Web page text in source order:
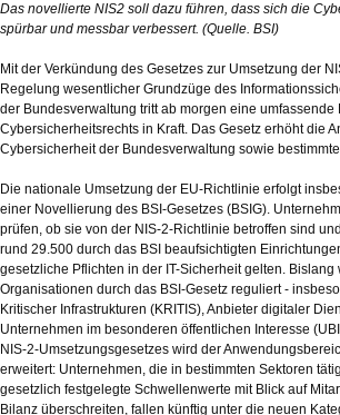
Das novellierte NIS2 soll dazu führen, dass sich die
spürbar und messbar verbessert. (Quelle. BSI)
Mit der Verkündung des Gesetzes zur Umsetzung der
Regelung wesentlicher Grundzüge des
der Bundesverwaltung tritt ab morgen eine
Cybersicherheitsrechts in Kraft. Das Gesetz erhöht die
Cybersicherheit der Bundesverwaltung sowie
Die nationale Umsetzung der EU-Richtlinie erfolgt
einer Novellierung des BSI-Gesetzes (BSIG).
prüfen, ob sie von der NIS-2-Richtlinie betroffen sind
rund 29.500 durch das BSI beaufsichtigten
gesetzliche Pflichten in der IT-Sicherheit gelten. Bislang
Organisationen durch das BSI-Gesetz reguliert -
Kritischer Infrastrukturen (KRITIS), Anbieter digitaler
Unternehmen im besonderen öffentlichen Interesse
NIS-2-Umsetzungsgesetzes wird der
erweitert: Unternehmen, die in bestimmten Sektoren
gesetzlich festgelegte Schwellenwerte mit Blick auf
Bilanz überschreiten, fallen künftig unter die neuen